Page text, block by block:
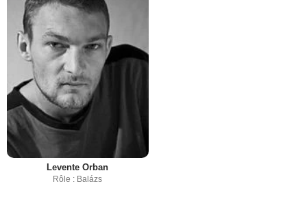
Levente Orban
Rôle : Balázs